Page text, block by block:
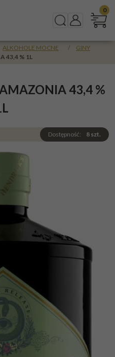
SzukajPanel
0
ALKOHOLE MOCNE /
GINY
43,4 % 1L
43,4 %
Dostępność: 8 szt.